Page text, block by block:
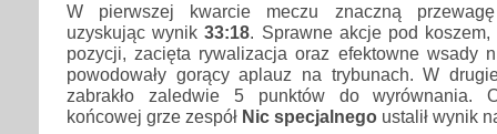
W pierwszej kwarcie meczu znaczną
uzyskując wynik33:18. Sprawne akcje pod
pozycji, zacięta rywalizacja oraz efektowne wsady
powodowały gorący aplauz na trybunach. W
zabrakło zaledwie 5 punktów do wyrównania.
końcowej grze zespół Nic specjalnego ustalił wynik